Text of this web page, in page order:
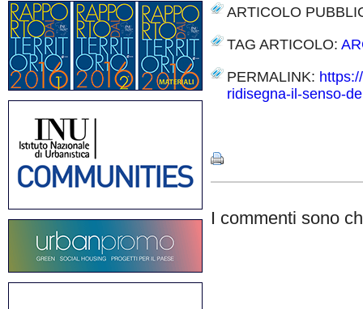
ARTICOLO
TAG ARTICOLO:
PERMALINK:
ridisegna-il-senso-
I commenti sono